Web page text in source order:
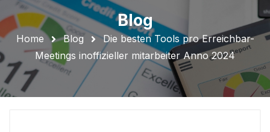
Blog
Home Blog
Die besten Tools pro Erreichbar-
Meetings inoffizieller mitarbeiter Anno 2024